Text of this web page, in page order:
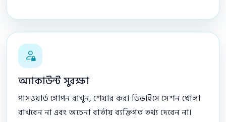
অ্যাকাউন্ট সুরক্ষা
পাসওয়ার্ড গোপন রাখুন, শেয়ার করা ডিভাইসে সেশন খোলা
রাখবেন না এবং অচেনা বার্তায় ব্যক্তিগত তথ্য দেবেন না।